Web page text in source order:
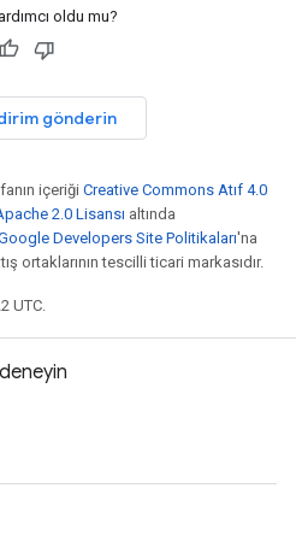
oldu mu?
gönderin
içeriği Creative Commons Atıf 4.0
2.0 Lisansı altında
Developers Site Politikaları'na
ortaklarının tescilli ticari markasıdır.
UTC.